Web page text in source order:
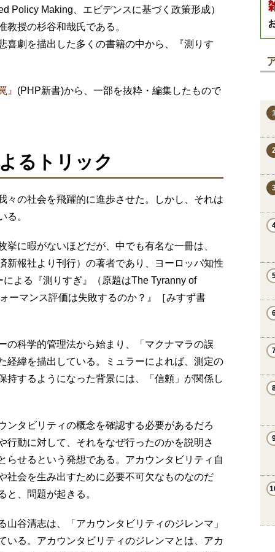
Policy Making、エビデンスに基づく政策形成）
授の杉谷和哉氏である。
喜劇を描出した多くの書籍の中から、『測りす
』 (PHP新書)から、一部を抜粋・編集したもので
るトリック
々の社会を飛躍的に進歩させた。しかし、それは
る。
に暇がないほどだが、中でも有名な一冊は、
新報社より刊行）の著者であり、ヨーロッパ知性
よる『測りすぎ』（原題はThe Tyranny of
ーマンス評価は失敗するのか？』［みすず書
の科学的管理法から始まり、「マクナマラの誤
経緯を描出している。ミュラーによれば、測定の
持するようになった背景には、「信頼」が関係し
ンタビリティの概念を確認する必要があるだろ
行動に対して、それをなぜ行ったのかを説明さ
らせるという発想である。アカウンタビリティ自
社会を生み出すために必要不可欠なものなのだ
と、問題が起きる。
谷清志は、「アカウンタビリティのジレンマ」
いる。アカウンタビリティのジレンマとは、アカ